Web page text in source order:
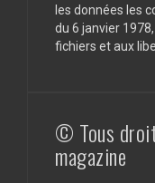
les données les
du 6 janvier
fichiers et aux
© Tous
magazine